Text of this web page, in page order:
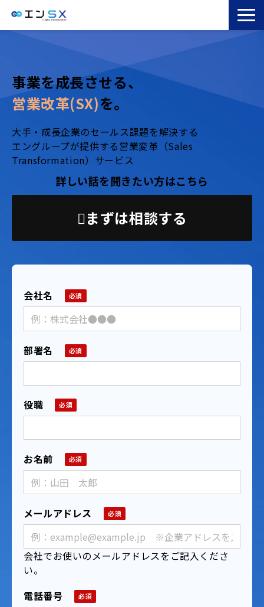
エンSXとは
サービス一覧
導入事例
お役立ちブログ
セミナー
コラム
事業を成長させる、
営業改革(SX)を。
大手・成長企業のセールス課題を解決する
エングループが提供する営業変革（Sales
Transformation）サービス
詳しい話を聞きたい方はこちら
まずは相談する
会社名
部署名
役職
お名前
メールアドレス
会社でお使いのメールアドレスをご記入くださ
い。
電話番号